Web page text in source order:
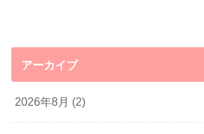
アーカイブ
2026年8月 (2)